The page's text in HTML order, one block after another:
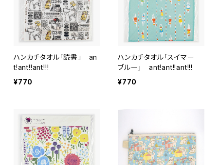
ハンカチタオル「読書」 an
t!ant!!ant!!!
¥770
ハンカチタオル「スイマー
ブルー」 ant!ant!!ant!!!
¥770